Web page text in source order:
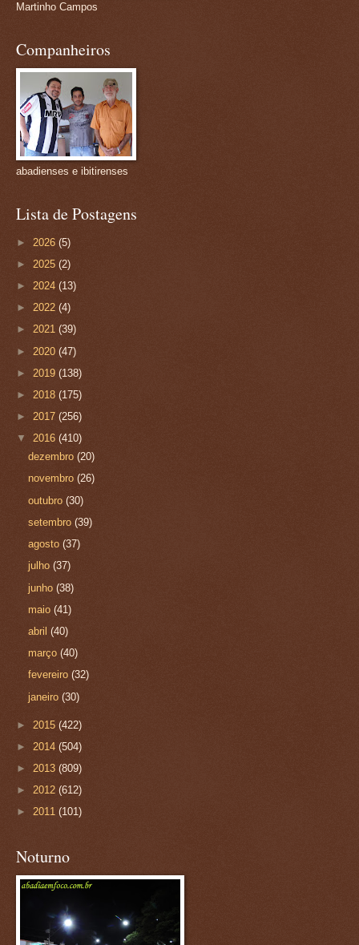
Martinho Campos
Companheiros
abadienses e ibitirenses
Lista de Postagens
► 2026 (5)
► 2025 (2)
► 2024 (13)
► 2022 (4)
► 2021 (39)
► 2020 (47)
► 2019 (138)
► 2018 (175)
► 2017 (256)
▼ 2016 (410)
dezembro(20)
novembro(26)
outubro(30)
setembro(39)
agosto(37)
julho(37)
junho(38)
maio(41)
abril(40)
março(40)
fevereiro(32)
janeiro(30)
► 2015 (422)
► 2014 (504)
► 2013 (809)
► 2012 (612)
► 2011 (101)
Noturno